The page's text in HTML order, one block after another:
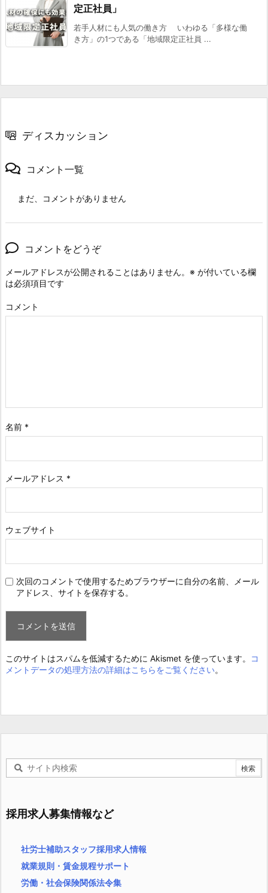
定正社員」
若手人材にも人気の働き方 いわゆる「多様な働
き方」の1つである「地域限定正社員 ...
ディスカッション
コメント一覧
まだ、コメントがありません
コメントをどうぞ
メールアドレスが公開されることはありません。 ※ が付いている欄
は必須項目です
コメント
名前 *
メールアドレス *
ウェブサイト
次回のコメントで使用するためブラウザーに自分の名前、メール
アドレス、サイトを保存する。
このサイトはスパムを低減するために Akismet を使っています。
コ
メントデータの処理方法の詳細はこちらをご覧ください。
採用求人募集情報など
社労士補助スタッフ採用求人情報
就業規則・賃金規程サポート
労働・社会保険関係法令集